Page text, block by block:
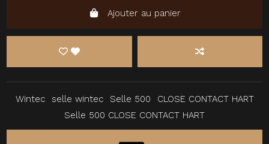
Ajouter au panier
Wintec selle wintec Selle 500
CLOSE CONTACT HART
Selle 500 CLOSE CONTACT HART